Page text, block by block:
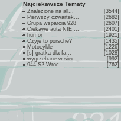
Najciekawsze Tematy
Znalezione na all...
[3544]
Pierwszy czwartek...
[2682]
Grupa wsparcia 928
[2607]
Ciekawe auta NIE ...
[2401]
humor
[1921]
Czyje to porsche?
[1435]
Motocykle
[1226]
[s] gratka dla fa...
[1028]
wygrzebane w siec...
[992]
944 S2 Wroc
[762]